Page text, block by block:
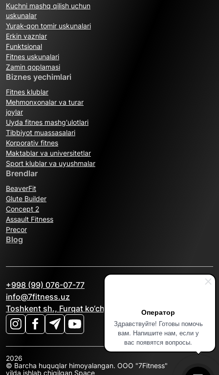
Оператор
Здравствуйте! Готовы помочь
вам. Напишите нам, если у
вас появятся вопросы.
Kuchni mashq qilish uchun
uskunalar
Yurak-qon tomir uskunalari
Erkin vaznlar
Funktsional
Fitnes uskunalari
Zamin qoplamasi
Biznes yechimlari
Fitnes klublar
Mehmonxonalar va turar
joylar
Uyda fitnes mashg'ulotlari
Tibbiyot muassasalari
Korporativ fitnes
Maktablar va universitetlar
Sport klublar va uyushmalar
Brendlar
BeaverFit
Glute Builder
Concept 2
Assault Fitness
Precor
Blog
+998 (99) 076-07-77
info@7fitness.uz
Toshkent sh., Furqat ko‘chasi, 2A
2026
© Barcha huquqlar himoyalangan. OOO "7Fitness"
yilda ishlab chiqilgan Space